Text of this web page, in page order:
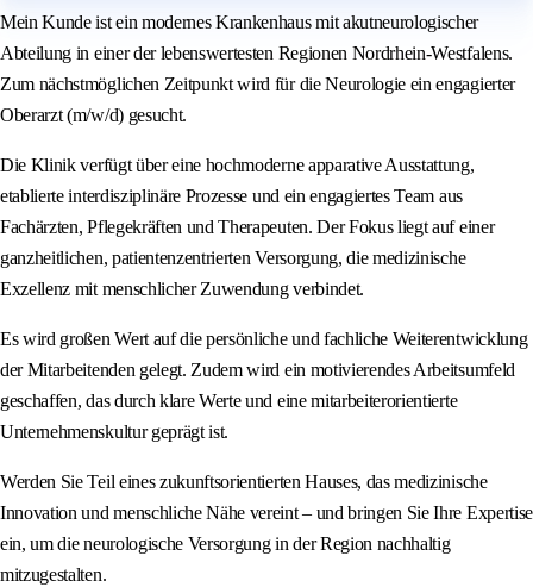
Mein Kunde ist ein modernes Krankenhaus mit akutneurologischer
Abteilung in einer der lebenswertesten Regionen Nordrhein-Westfalens.
Zum nächstmöglichen Zeitpunkt wird für die Neurologie ein engagierter
Oberarzt (m/w/d) gesucht.
Die Klinik verfügt über eine hochmoderne apparative Ausstattung,
etablierte interdisziplinäre Prozesse und ein engagiertes Team aus
Fachärzten, Pflegekräften und Therapeuten. Der Fokus liegt auf einer
ganzheitlichen, patientenzentrierten Versorgung, die medizinische
Exzellenz mit menschlicher Zuwendung verbindet.
Es wird großen Wert auf die persönliche und fachliche Weiterentwicklung
der Mitarbeitenden gelegt. Zudem wird ein motivierendes Arbeitsumfeld
geschaffen, das durch klare Werte und eine mitarbeiterorientierte
Unternehmenskultur geprägt ist.
Werden Sie Teil eines zukunftsorientierten Hauses, das medizinische
Innovation und menschliche Nähe vereint – und bringen Sie Ihre Expertise
ein, um die neurologische Versorgung in der Region nachhaltig
mitzugestalten.